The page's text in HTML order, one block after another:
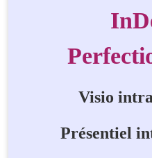
Visio
Présentiel